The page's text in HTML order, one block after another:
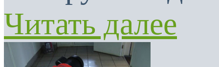
Читать далее